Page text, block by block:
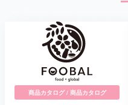
商品カタログ / 商品カタログ